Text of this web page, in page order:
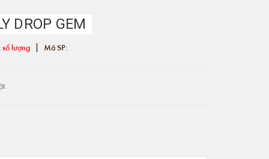
DROP GEM
số lượng | Mã SP: